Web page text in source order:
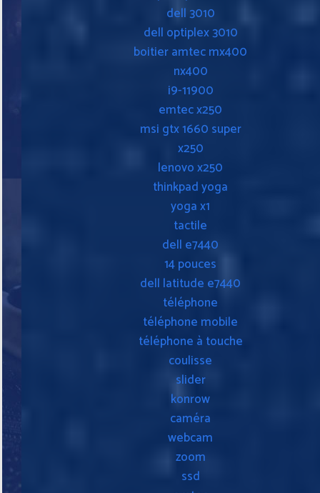
dell 3010
dell optiplex 3010
boitier amtec mx400
nx400
i9-11900
emtec x250
msi gtx 1660 super
x250
lenovo x250
thinkpad yoga
yoga x1
tactile
dell e7440
14 pouces
dell latitude e7440
téléphone
téléphone mobile
téléphone à touche
coulisse
slider
konrow
caméra
webcam
zoom
ssd